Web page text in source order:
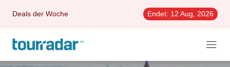
Deals der Woche Endet: 12 Aug, 2026